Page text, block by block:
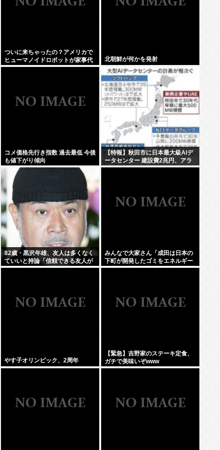
ついに来ちゃったの？アメリカで
ヒューマノイドロボットが家事代
行サービスを開始
北朝鮮が何かを発射
コメ価格先行き指数 過去最低 今後
も値下がり傾向
【特報】秋田市に日本最大級AIデ
ータセンター 建設費2兆円、アラ
ブ首長国連邦（UAE）が投資へ
82歳・黒沢年雄、友人は多くなく
ていいと持論「信頼できる友人が
数人いる…それで十分」
みんなで大家さん「成田は日本の
下町が開発したゴミをエネルギー
に変える技術と核融合発電を使う
やす子オリンピック、2周年
【緊急】吉野家のステーキ定食、
ガチで美味いぞwww